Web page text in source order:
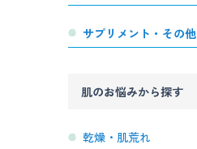
サプリメント・その他
肌のお悩みから探す
乾燥・肌荒れ